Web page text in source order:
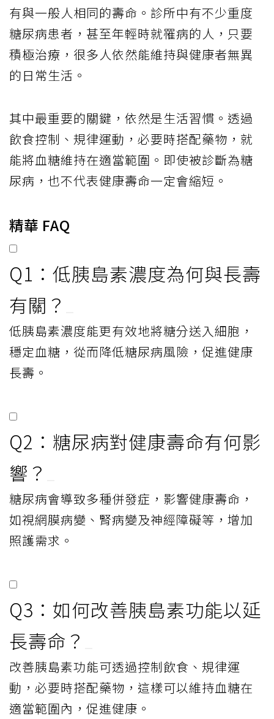
有與一般人相同的壽命。診所中有不少重度
糖尿病患者，甚至年輕時就罹病的人，只要
積極治療，很多人依然能維持與健康者無異
的日常生活。
其中最重要的關鍵，依然是生活習慣。透過
飲食控制、規律運動，必要時搭配藥物，就
能將血糖維持在適當範圍。即使被診斷為糖
尿病，也不代表健康壽命一定會縮短。
精華 FAQ
Q1：低胰島素濃度為何與長壽
有關？
低胰島素濃度能更有效地將糖分送入細胞，
穩定血糖，從而降低糖尿病風險，促進健康
長壽。
Q2：糖尿病對健康壽命有何影
響？
糖尿病會導致多種併發症，影響健康壽命，
如視網膜病變、腎病變及神經障礙等，增加
照護需求。
Q3：如何改善胰島素功能以延
長壽命？
改善胰島素功能可透過控制飲食、規律運
動，必要時搭配藥物，這樣可以維持血糖在
適當範圍內，促進健康。